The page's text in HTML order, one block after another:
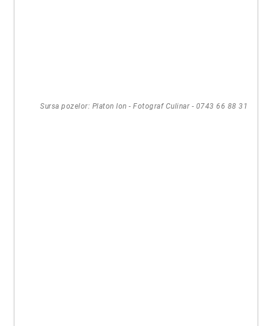
Sursa pozelor: Platon Ion - Fotograf Culinar - 0743 66 88 31